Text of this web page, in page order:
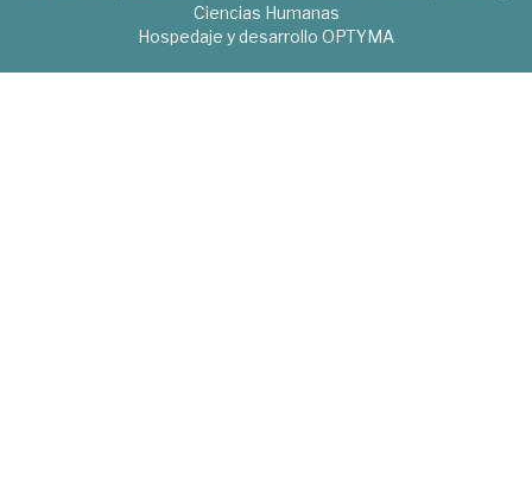
Ciencias Humanas
Hospedaje y desarrollo OPTYMA